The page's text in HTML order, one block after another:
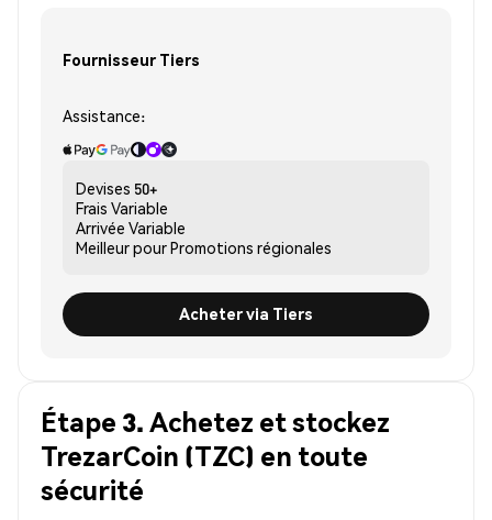
Fournisseur Tiers
Assistance:
Devises 50+
Frais Variable
Arrivée Variable
Meilleur pourPromotions régionales
Acheter via Tiers
Étape 3. Achetez et stockez
TrezarCoin (TZC) en toute
sécurité